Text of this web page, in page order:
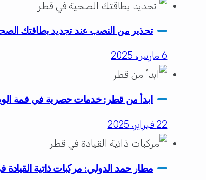
تحذير من النصب عند تجديد بطاقتك
6 مارس، 2025
ابدأ من قطر: خدمات حصرية في قمة
22 فبراير، 2025
مطار حمد الدولي: مركبات ذاتية القيادة